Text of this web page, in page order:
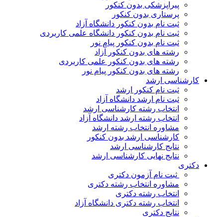
پیراپزشکی بدون کنکور
پرستاری بدون کنکور
ثبت نام بدون کنکور دانشگاه آزاد
ثبت نام بدون کنکور دانشگاه علمی کاربردی
ثبت نام بدون کنکور پیام نور
رشته های بدون کنکور آزاد
رشته های بدون کنکور علمی کاربردی
رشته های بدون کنکور پیام نور
کارشناسی ارشد
ثبت نام کنکور ارشد
ثبت نام ارشد دانشگاه آزاد
انتخاب رشته کارشناسی ارشد
انتخاب رشته ارشد دانشگاه آزاد
مشاوره انتخاب رشته ارشد
کارشناسی ارشد بدون کنکور
نتایج کارشناسی ارشد
نتایج نهایی کارشناسی ارشد
دکتری
ثبت نام آزمون دکتری
مشاوره انتخاب رشته دکتری
انتخاب رشته دکتری
انتخاب رشته دکتری دانشگاه آزاد
نتایج دکتری